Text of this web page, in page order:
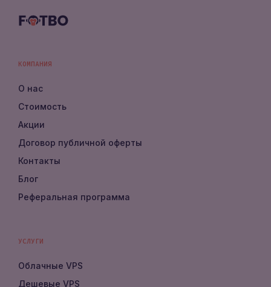
КОМПАНИЯ
О нас
Стоимость
Акции
Договор публичной оферты
Контакты
Блог
Реферальная программа
УСЛУГИ
Облачные VPS
Дешевые VPS